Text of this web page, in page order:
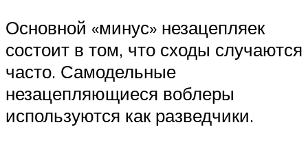
Основной «минус» незацепляек
состоит в том, что сходы случаются
часто. Самодельные
незацепляющиеся воблеры
используются как разведчики.